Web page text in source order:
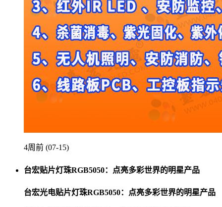
4周前 (07-15)
台宏贴片灯珠RGB5050：点亮多彩世界的明星产品
台宏光电贴片灯珠RGB5050：点亮多彩世界的明星产品